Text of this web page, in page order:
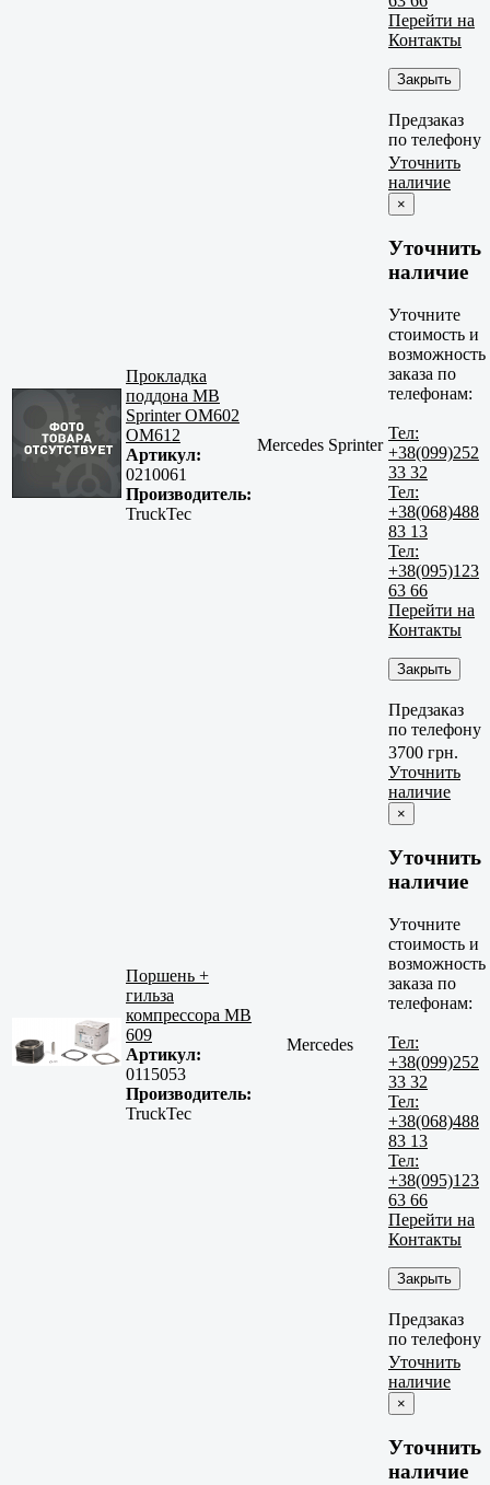
Перейти на
Контакты
Закрыть
Предзаказ
по телефону
Прокладка
поддона MB
Sprinter OM602
OM612
Артикул:
0210061
Производитель:
TruckTec
Mercedes Sprinter
Уточнить
наличие
×
Уточнить
наличие
Уточните
стоимость и
возможность
заказа по
телефонам:
Тел:
+38(099)252
33 32
Тел:
+38(068)488
83 13
Тел:
+38(095)123
63 66
Перейти на
Контакты
Закрыть
Предзаказ
по телефону
Поршень +
гильза
компрессора MB
609
Артикул:
0115053
Производитель:
TruckTec
Mercedes
3700 грн.
Уточнить
наличие
×
Уточнить
наличие
Уточните
стоимость и
возможность
заказа по
телефонам:
Тел:
+38(099)252
33 32
Тел:
+38(068)488
83 13
Тел:
+38(095)123
63 66
Перейти на
Контакты
Закрыть
Предзаказ
по телефону
Уточнить
наличие
×
Уточнить
наличие